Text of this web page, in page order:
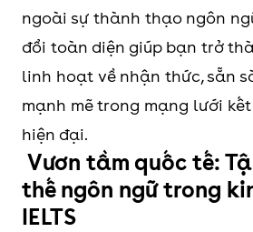
ngoài sự thành thạo ngôn
đổi toàn diện giúp bạn trở
linh hoạt về nhận thức, sẵn
mạnh mẽ trong mạng lưới
hiện đại.
Vươn tầm quốc tế:
thế ngôn ngữ trong
IELTS